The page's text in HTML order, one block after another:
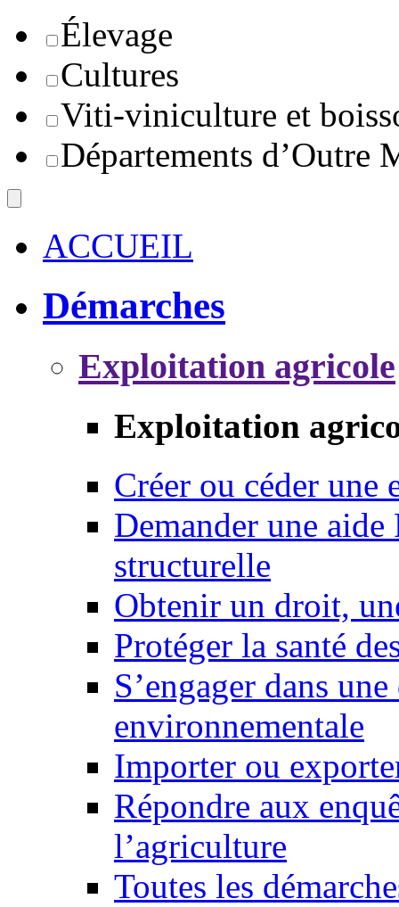
Élevage
Cultures
Viti-viniculture et
Départements d’Outre
ACCUEIL
Démarches
Exploitation agricole
Exploitation
Créer ou céder une
Demander une
structurelle
Obtenir un droit,
Protéger la santé
S’engager dans
environnementale
Importer ou
Répondre aux
l’agriculture
Toutes les